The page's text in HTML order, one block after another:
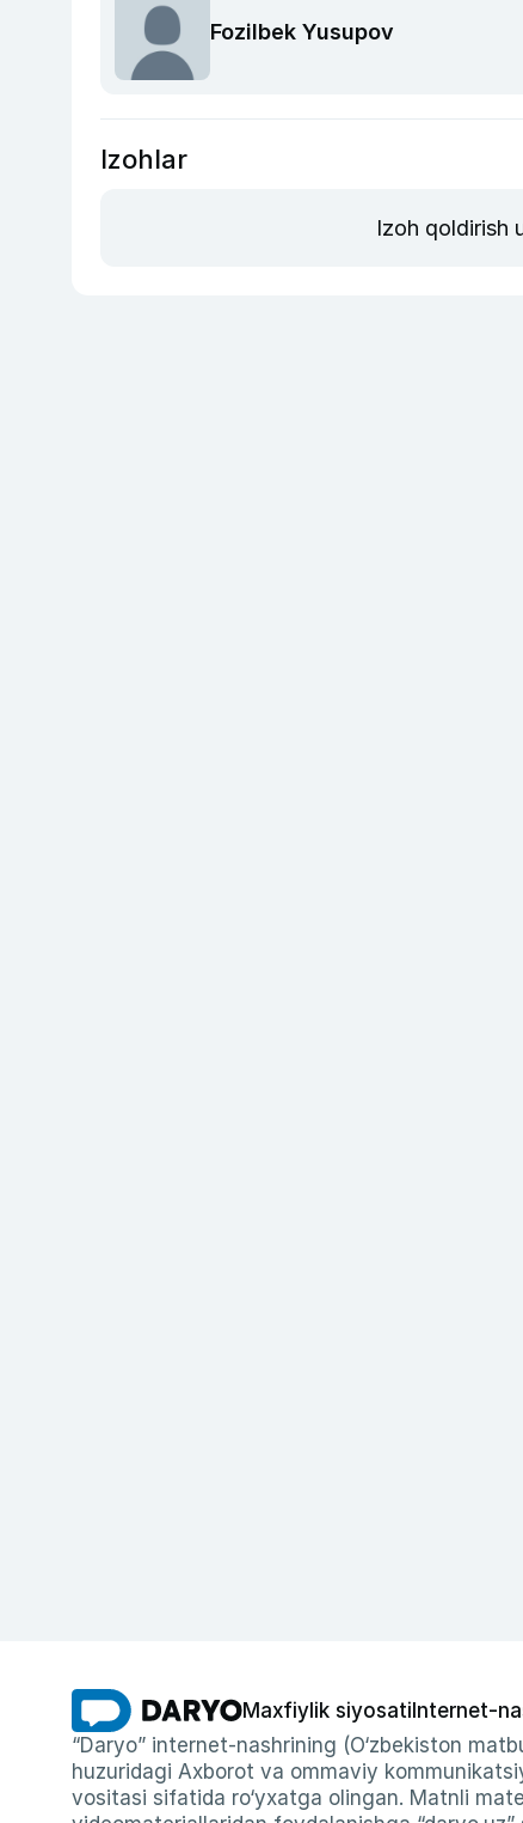
Fozilbek Yusupov
Izohlar
Izoh qoldirish
Maxfiylik siyosati Internet-
“Daryo” internet-nashrining (O‘zbekiston
huzuridagi Axborot va ommaviy
vositasi sifatida ro‘yxatga olingan. Matnli